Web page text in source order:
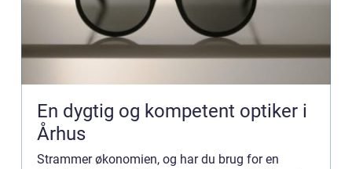
En dygtig og kompetent optiker i
Århus
Strammer økonomien, og har du brug for en